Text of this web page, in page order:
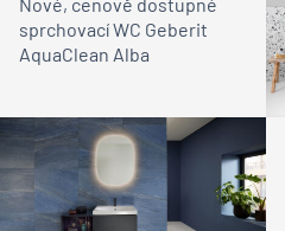
sprchovací WC Geberit
AquaClean Alba